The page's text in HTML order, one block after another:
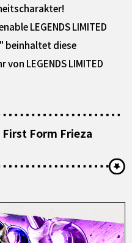
LEGENDS LIMITED
beinhaltet diese
LEGENDS LIMITED
First Form Frieza